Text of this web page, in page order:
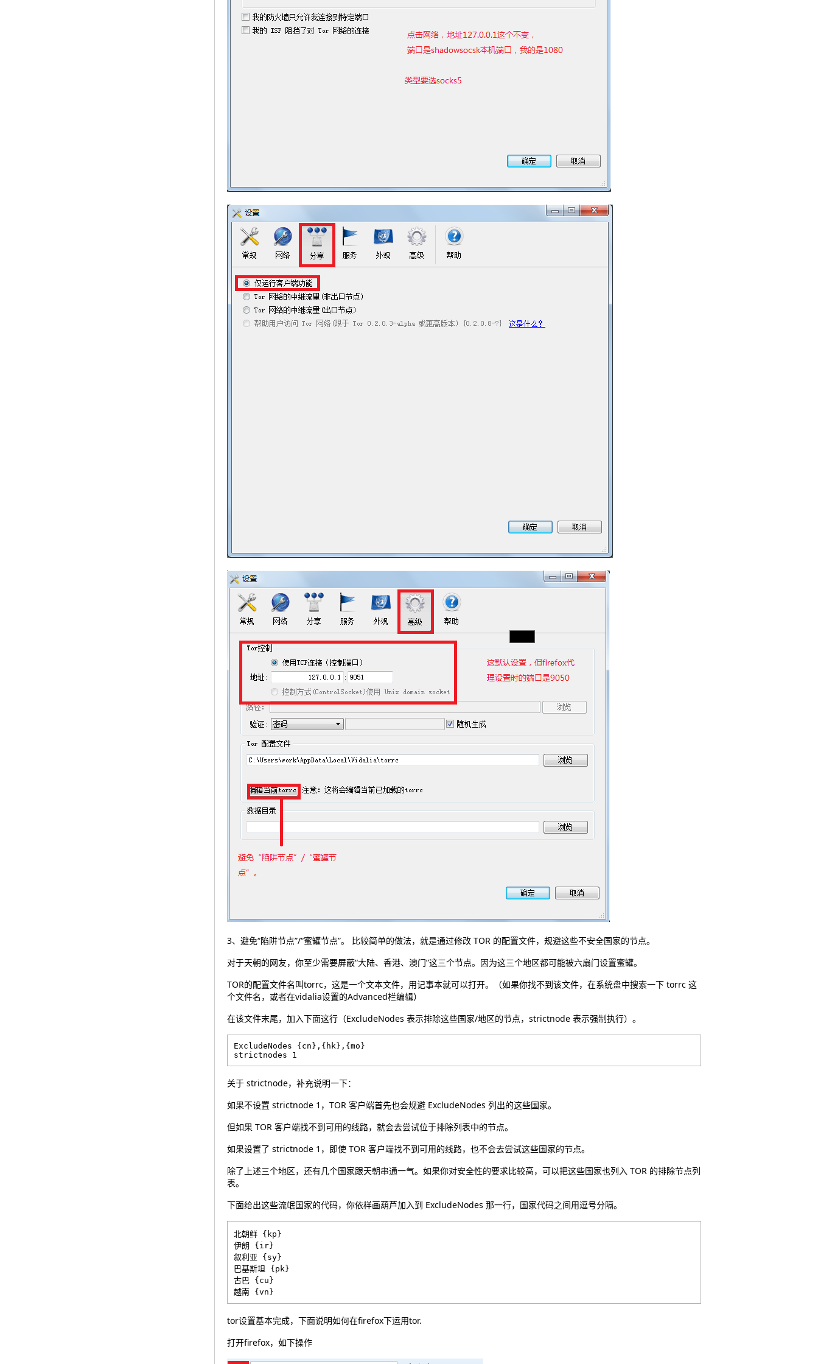
3、避免“陷阱节点”/“蜜罐节点”。 比较简单的做法，就是通过修改 TOR 的配置文件，规避这些不安全国家的节点。
对于天朝的网友，你至少需要屏蔽“大陆、香港、澳门”这三个节点。因为这三个地区都可能被六扇门设置蜜罐。
TOR的配置文件名叫torrc，这是一个文本文件，用记事本就可以打开。（如果你找不到该文件，在系统盘中搜索一下 torrc 这
个文件名，或者在vidalia设置的Advanced栏编辑）
在该文件末尾，加入下面这行（ExcludeNodes 表示排除这些国家/地区的节点，strictnode 表示强制执行）。
ExcludeNodes {cn},{hk},{mo}
关于 strictnode，补充说明一下：
如果不设置 strictnode 1，TOR 客户端首先也会规避 ExcludeNodes 列出的这些国家。
但如果 TOR 客户端找不到可用的线路，就会去尝试位于排除列表中的节点。
如果设置了 strictnode 1，即使 TOR 客户端找不到可用的线路，也不会去尝试这些国家的节点。
除了上述三个地区，还有几个国家跟天朝串通一气。如果你对安全性的要求比较高，可以把这些国家也列入 TOR 的排除节点列
表。
下面给出这些流氓国家的代码，你依样画葫芦加入到 ExcludeNodes 那一行，国家代码之间用逗号分隔。
北朝鲜 {kp}
伊朗 {ir}
叙利亚 {sy}
巴基斯坦 {pk}
古巴 {cu}
tor设置基本完成，下面说明如何在firefox下运用tor.
打开firefox，如下操作